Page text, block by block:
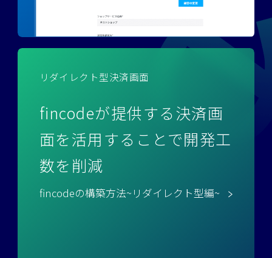
リダイレクト型決済画面
fincodeが提供する決済画
面を活用することで開発工
数を削減
fincodeの構築方法~リダイレクト型編~